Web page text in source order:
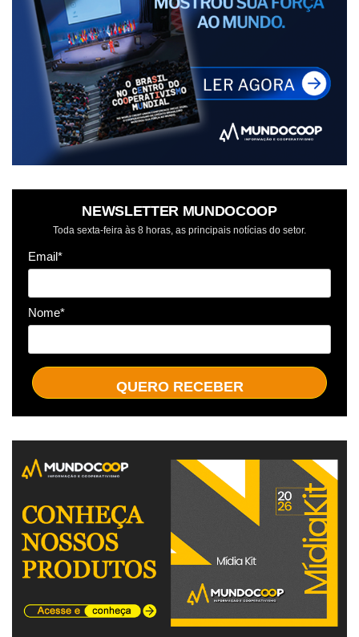
NEWSLETTER MUNDOCOOP
Toda sexta-feira às 8 horas, as principais notícias do setor.
Email*
Nome*
QUERO RECEBER